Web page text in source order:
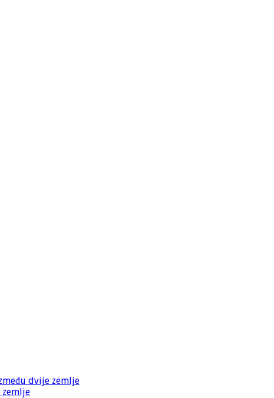
dvije zemlje
zemlje